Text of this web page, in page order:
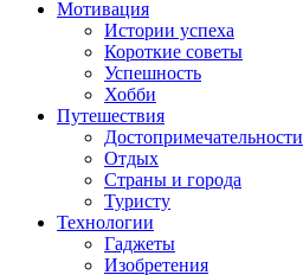
Мотивация
Истории успеха
Короткие советы
Успешность
Хобби
Путешествия
Достопримечательности
Отдых
Страны и города
Туристу
Технологии
Гаджеты
Изобретения